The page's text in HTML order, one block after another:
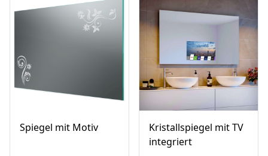
Spiegel mit Motiv
Kristallspiegel mit TV
integriert